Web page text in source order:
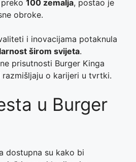
100 zemalja, postao je
obroke.
i inovacijama potaknula
širom svijeta.
prisutnosti Burger Kinga
o karijeri u tvrtki.
u Burger
dostupna su kako bi